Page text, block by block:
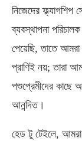
নিজেদের ফ্ল্যাগশিপ
ব্যবস্থাপনা
পেয়েছি, তাতে
প্রাণিই নয়; তারা
পশুপ্রেমীদের কাছে
আনন্দিত।
হেড টু টেইলে, আমরা